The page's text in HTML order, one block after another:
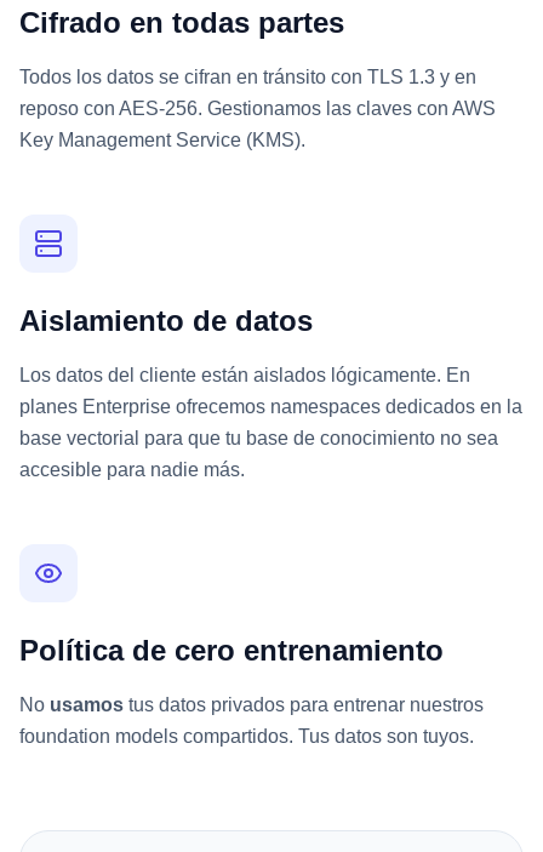
Cifrado en todas partes
Todos los datos se cifran en tránsito con TLS 1.3 y en
reposo con AES-256. Gestionamos las claves con AWS
Key Management Service (KMS).
Aislamiento de datos
Los datos del cliente están aislados lógicamente. En
planes Enterprise ofrecemos namespaces dedicados en la
base vectorial para que tu base de conocimiento no sea
accesible para nadie más.
Política de cero entrenamiento
No usamos tus datos privados para entrenar nuestros
foundation models compartidos. Tus datos son tuyos.